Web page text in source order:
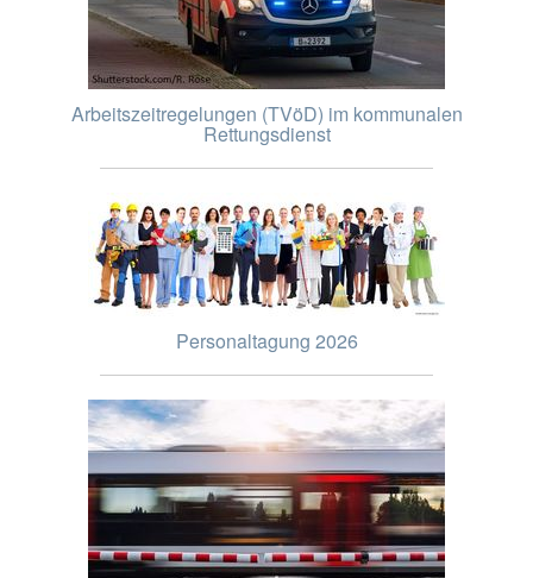
Arbeitszeitregelungen (TVöD) im kommunalen
Rettungsdienst
Personaltagung 2026